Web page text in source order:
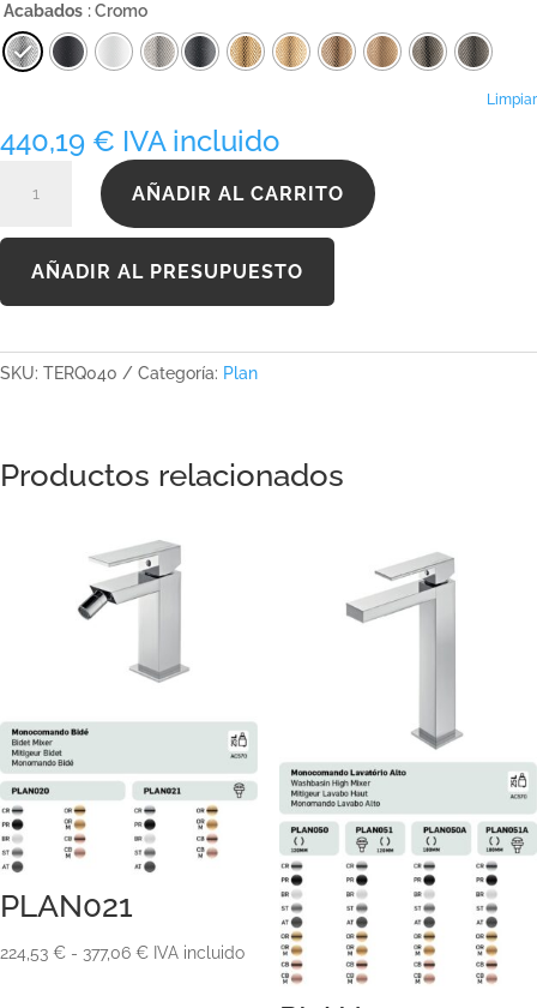
desde
440,19 €
hasta
Acabados : Cromo
Limpiar
440,19 € IVA incluido
cantidad
AÑADIR AL CARRITO
AÑADIR AL PRESUPUESTO
SKU: TERQ040 Categoría: Plan
Productos relacionados
PLAN021
224,53 € - 377,06 €Rango
IVA incluido